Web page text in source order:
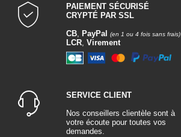
PAIEMENT SÉCURISÉ
CRYPTÉ PAR SSL
CB
PayPal (en 1 ou 4 fois sans frais)
LCR Virement
SERVICE CLIENT
Nos conseillers clientèle sont à
votre écoute pour toutes vos
demandes.